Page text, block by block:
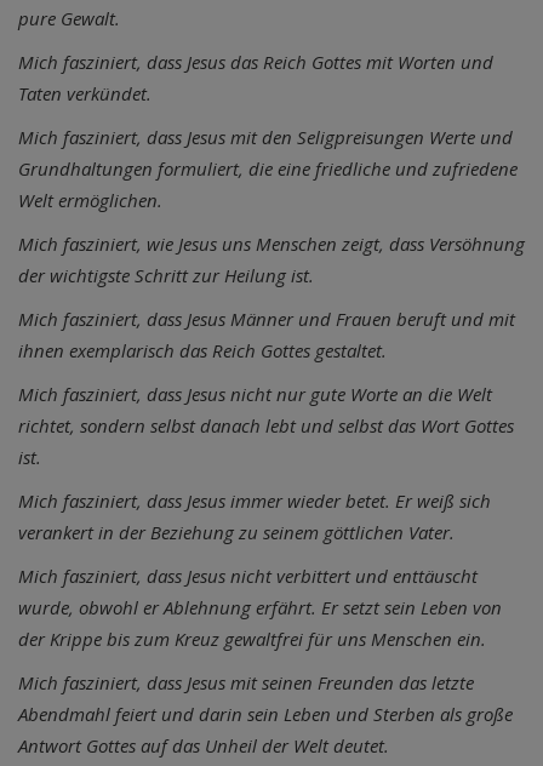
pure Gewalt.
Mich fasziniert, dass Jesus das Reich Gottes mit Worten und
Taten verkündet.
Mich fasziniert, dass Jesus mit den Seligpreisungen Werte und
Grundhaltungen formuliert, die eine friedliche und zufriedene
Welt ermöglichen.
Mich fasziniert, wie Jesus uns Menschen zeigt, dass Versöhnung
der wichtigste Schritt zur Heilung ist.
Mich fasziniert, dass Jesus Männer und Frauen beruft und mit
ihnen exemplarisch das Reich Gottes gestaltet.
Mich fasziniert, dass Jesus nicht nur gute Worte an die Welt
richtet, sondern selbst danach lebt und selbst das Wort Gottes
ist.
Mich fasziniert, dass Jesus immer wieder betet. Er weiß sich
verankert in der Beziehung zu seinem göttlichen Vater.
Mich fasziniert, dass Jesus nicht verbittert und enttäuscht
wurde, obwohl er Ablehnung erfährt. Er setzt sein Leben von
der Krippe bis zum Kreuz gewaltfrei für uns Menschen ein.
Mich fasziniert, dass Jesus mit seinen Freunden das letzte
Abendmahl feiert und darin sein Leben und Sterben als große
Antwort Gottes auf das Unheil der Welt deutet.